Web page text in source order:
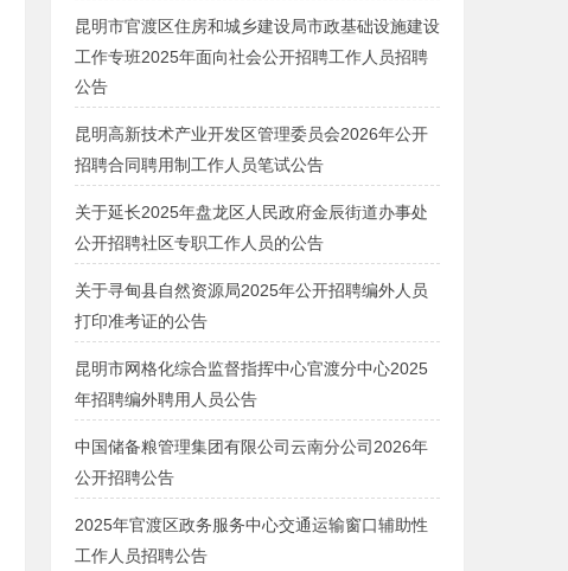
昆明市官渡区住房和城乡建设局市政基础设施建设
工作专班2025年面向社会公开招聘工作人员招聘
公告
昆明高新技术产业开发区管理委员会2026年公开
招聘合同聘用制工作人员笔试公告
关于延长2025年盘龙区人民政府金辰街道办事处
公开招聘社区专职工作人员的公告
关于寻甸县自然资源局2025年公开招聘编外人员
打印准考证的公告
昆明市网格化综合监督指挥中心官渡分中心2025
年招聘编外聘用人员公告
中国储备粮管理集团有限公司云南分公司2026年
公开招聘公告
2025年官渡区政务服务中心交通运输窗口辅助性
工作人员招聘公告